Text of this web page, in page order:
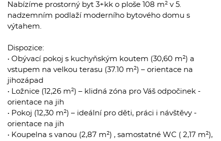
Nabízíme prostorný byt 3+kk o ploše 108 m² v 5.
nadzemním podlaží moderního bytového domu s
výtahem.
Dispozice:
• Obývací pokoj s kuchyňským koutem (30,60 m²) a
vstupem na velkou terasu (37.10 m²) – orientace na
jihozápad
• Ložnice (12,26 m²) – klidná zóna pro Váš odpočinek -
orientace na jih
• Pokoj (12,30 m²) – ideální pro děti, práci i návštěvy -
orientace na jih
• Koupelna s vanou (2,87 m²) , samostatné WC ( 2,17 m²),